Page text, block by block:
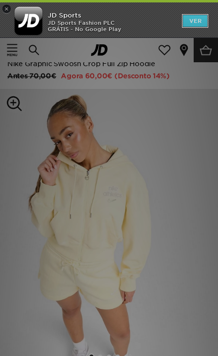
×
JD Sports
JD Sports Fashion PLC
GRÁTIS - No Google Play
VER
Página principal
Mulher
Roupa de Mulher
Nike Graphic Swoosh Crop Full Zip Hoodie
Antes70,00€ Agora 60,00€ (Desconto 14%)
INÍCIO
Promoções
NOVIDADES
MULHER
DESPORTO
FUTEBOL JD
VER MARCAS
ESTADO DO TEU PEDIDO